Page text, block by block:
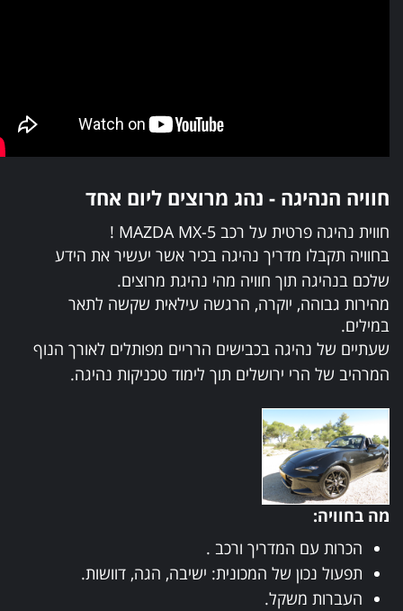
חוויה הנהיגה - נהג מרוצים ליום אחד
חווית נהיגה פרטית על רכב MAZDA MX-5 !
בחוויה תקבלו מדריך נהיגה בכיר אשר יעשיר את הידע
שלכם בנהיגה תוך חוויה מהי נהיגת מרוצים.
מהירות גבוהה, יוקרה, הרגשה עילאית שקשה לתאר
במילים.
שעתיים של נהיגה בכבישים הרריים מפותלים לאורך הנוף
המרהיב של הרי ירושלים תוך לימוד טכניקות נהיגה.
מה בחוויה:
הכרות עם המדריך ורכב .
תפעול נכון של המכונית: ישיבה, הגה, דוושות.
העברות משקל.